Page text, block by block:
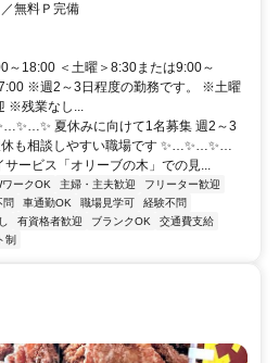
無料Ｐ完備
～18:00 ＜土曜＞8:30または9:00～
※週2～3日程度の勤務です。 ※土曜
※残業なし...
夏休みに向けて1名募集 週2～3
休も相談しやすい職場です ✨…✨…✨…
ービス「オリーブの木」での見...
ワークOK 主婦・主夫歓迎
フリーター歓迎
問 車通勤OK 職場見学可
経験不問
有資格者歓迎 ブランクOK
交通費支給
制